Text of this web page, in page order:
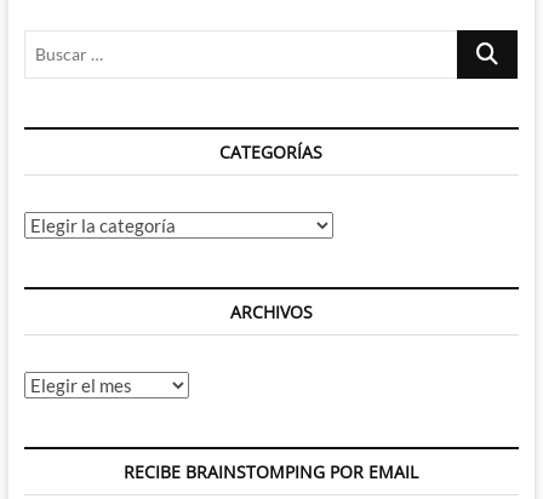
Stephen
King
Brian
Vaughan
Buscar
CATEGORÍAS
Categorías
ARCHIVOS
Archivos
RECIBE BRAINSTOMPING POR EMAIL